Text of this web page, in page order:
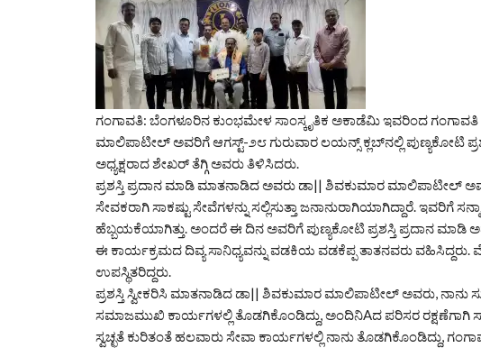
ಗಂಗಾವತಿ: ಬೆಂಗಳೂರಿನ ಕುಂಭಮೇಳ ಸಾಂಸ್ಕೃತಿಕ ಅಕಾಡೆಮಿ ಇವರಿಂದ
ಮಾಲಿಪಾಟೀಲ್ ಅವರಿಗೆ ಆಗಸ್ಟ್-೨೮ ಗುರುವಾರ ಲಯನ್ಸ್ ಕ್ಲಬ್‌ನಲ್ಲಿ ಪುಣ್ಯಕೋಟಿ
ಅಧ್ಯಕ್ಷರಾದ ಶೇಖರ್ ತೆಗ್ಗಿ ಅವರು ತಿಳಿಸಿದರು.
ಪ್ರಶಸ್ತಿ ಪ್ರದಾನ ಮಾಡಿ ಮಾತನಾಡಿದ ಅವರು ಡಾ|| ಶಿವಕುಮಾರ ಮಾಲಿಪಾಟೀಲ್
ಸೇವಕರಾಗಿ ಸಾಕಷ್ಟು ಸೇವೆಗಳನ್ನು ಸಲ್ಲಿಸುತ್ತಾ ಜನಾನುರಾಗಿಯಾಗಿದ್ದಾರೆ.
ಹೆಬ್ಬಯಕೆಯಾಗಿತ್ತು. ಅಂದರೆ ಈ ದಿನ ಅವರಿಗೆ ಪುಣ್ಯಕೋಟಿ ಪ್ರಶಸ್ತಿ ಪ್ರದಾನ ಮಾಡಿ
ಈ ಕಾರ್ಯಕ್ರಮದ ದಿವ್ಯ ಸಾನಿಧ್ಯವನ್ನು ವಡಕಿಯ ವಡಕೆಪ್ಪ ತಾತನವರು
ಉಪಸ್ಥಿತರಿದ್ದರು.
ಪ್ರಶಸ್ತಿ ಸ್ವೀಕರಿಸಿ ಮಾತನಾಡಿದ ಡಾ|| ಶಿವಕುಮಾರ ಮಾಲಿಪಾಟೀಲ್ ಅವರು, ನಾನು
ಸಮಾಜಮುಖಿ ಕಾರ್ಯಗಳಲ್ಲಿ ತೊಡಗಿಕೊಂಡಿದ್ದು, ಅಂದಿನಿAದ ಪರಿಸರ ರಕ್ಷಣೆಗಾಗಿ
ಸ್ವಚ್ಛತೆ ಕುರಿತಂತೆ ಹಲವಾರು ಸೇವಾ ಕಾರ್ಯಗಳಲ್ಲಿ ನಾನು ತೊಡಗಿಕೊಂಡಿದ್ದು,